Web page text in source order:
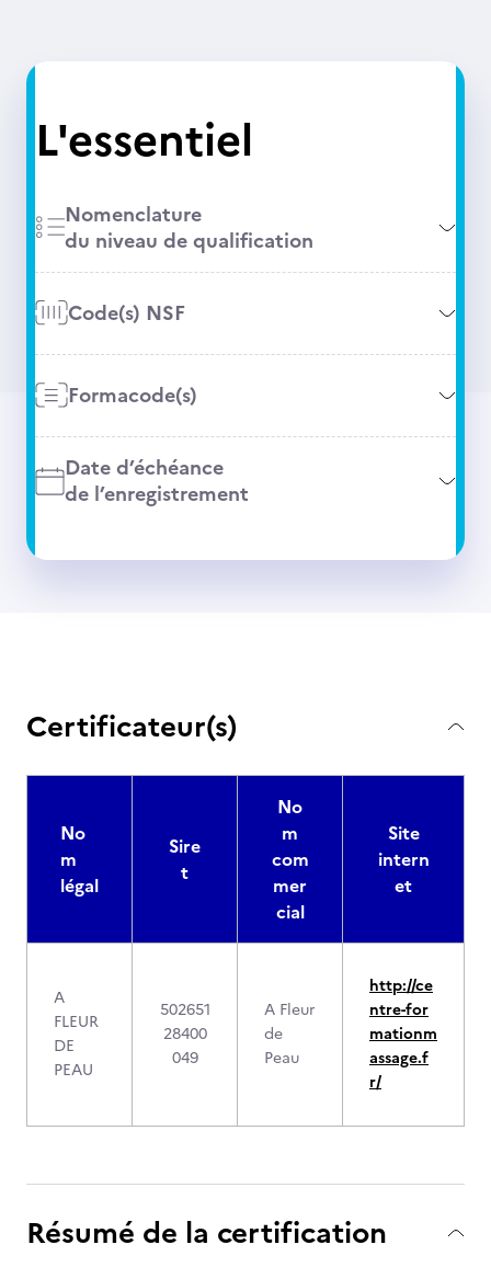
L'essentiel
Nomenclature
du niveau de qualification
Code(s) NSF
Formacode(s)
Date d’échéance
de l’enregistrement
Certificateur(s)
No
m
légal
Sire
t
No
m
com
mer
cial
Site
intern
et
A
FLEUR
DE
PEAU
502651
28400
049
A Fleur
de
Peau
http://ce
ntre-for
mationm
assage.f
r/
Résumé de la certification